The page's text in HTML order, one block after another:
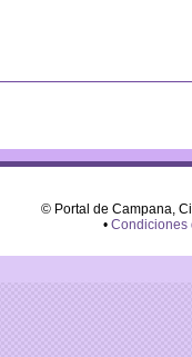
© Portal de Campana,
• Condiciones